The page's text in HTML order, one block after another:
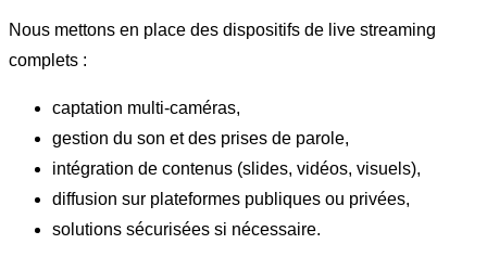
Nous mettons en place des dispositifs de live streaming
complets :
captation multi-caméras,
gestion du son et des prises de parole,
intégration de contenus (slides, vidéos, visuels),
diffusion sur plateformes publiques ou privées,
solutions sécurisées si nécessaire.